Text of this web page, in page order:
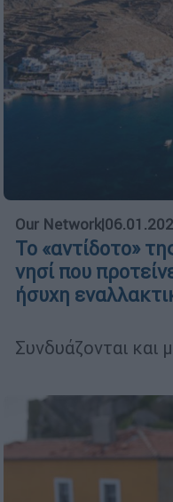
Our Network|
Το «αντίδοτο»
νησί που
ήσυχη
Συνδυάζονται και